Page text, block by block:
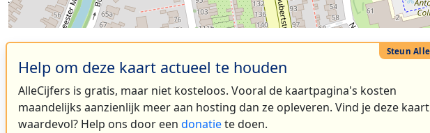
Help om deze kaart actueel te houden
AlleCijfers is gratis, maar niet kosteloos. Vooral de kaartpagina's kosten
maandelijks aanzienlijk meer aan hosting dan ze opleveren. Vind je deze kaart
waardevol? Help ons door een donatiete doen.